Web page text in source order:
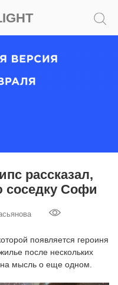
рассказал,
соседку Софи
появляется героиня
после нескольких
на мысль о еще одном.